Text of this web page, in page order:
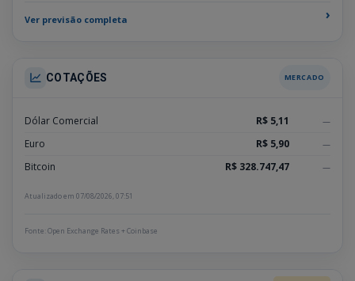
Ver previsão completa ›
COTAÇÕES MERCADO
Dólar Comercial R$ 5,11 —
Euro R$ 5,90 —
Bitcoin R$ 328.747,47 —
Atualizado em 07/08/2026, 07:51
Fonte: Open Exchange Rates + Coinbase